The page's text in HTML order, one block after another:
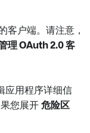
客户端。请注意，
理 OAuth 2.0 客
应用程序详细信
您展开 危险区